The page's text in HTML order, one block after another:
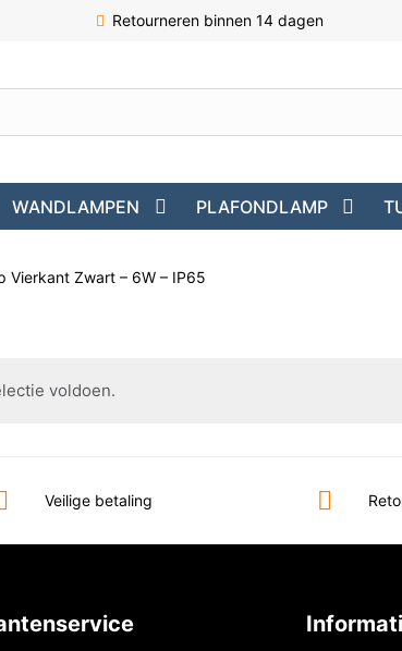
Retourneren binnen 14 dagen
WANDLAMPEN PLAFONDLAMP
Vierkant Zwart – 6W – IP65
voldoen.
Veilige betaling